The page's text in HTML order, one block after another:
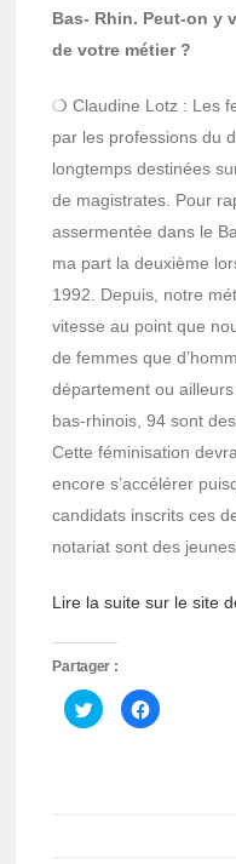
Bas- Rhin. Peut-on y
de votre métier ?
❍ Claudine Lotz : Les
par les professions du
longtemps destinées
de magistrates. Pour
assermentée dans le
ma part la deuxième
1992. Depuis, notre
vitesse au point que
de femmes que
département ou
bas-rhinois, 94 sont
Cette féminisation
encore s’accélérer
candidats inscrits ces
notariat sont des
Lire la suite sur le site
Partager :
Cliquez
pour
partager
Cliquez
pour